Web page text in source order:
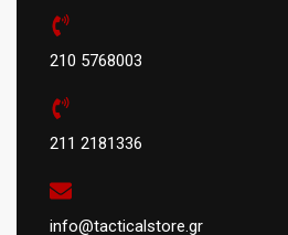
210 5768003
211 2181336
info@tacticalstore.gr